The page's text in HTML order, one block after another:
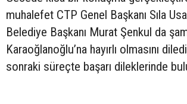
muhalefet CTP Genel Başkanı Sıla
Belediye Başkanı Murat Şenkul da
Karaoğlanoğlu’na hayırlı olmasını
sonraki süreçte başarı dileklerinde